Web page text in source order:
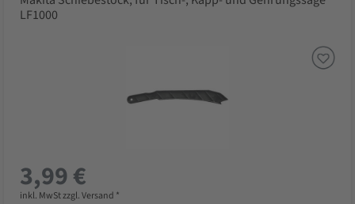
LF1000
3,99 €
inkl. MwSt zzgl. Versand *